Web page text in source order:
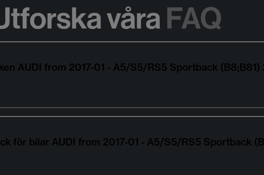
våraFAQ
AUDI from 2017-01 - A5/S5/RS5 Sportback
för bilar AUDI from 2017-01 - A5/S5/RS5 Sportback